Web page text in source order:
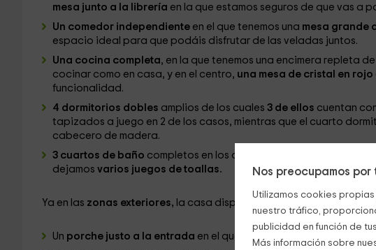
Nos preocupamos
Utilizamos cookies
nuestro tráfico,
publicidad en función de
Más información sobre
mesa junto a la librería en la que estamos seguros de que vas a
Un comedor independiente en el que tenemos una mesa grande
espacio ideal para que podáis disfrutar de las veladas juntos.
Una cocina completa, en la que tenemos una encimera repleta de
cocinar como en casa, y en el centro, una mesa de cristal en rojo
funcionalidad.
4 dormitorios dobles amplios de los cuales 3 de ellos cuentan
tapizados a juego en 2 de los casos, mientras que el cuarto
cabecero de madera.
3 cuartos de baño completos en los que tenemos una
dejamos varios juegos de toallas.
Ya en las zonas exteriores, la casa dispone de:
Un porche justo a la entrada en el que tenemos
mesa y sillas.